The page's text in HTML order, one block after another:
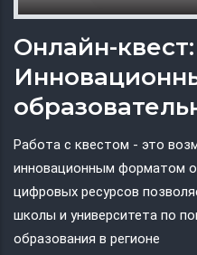
Онлайн-квест:
Работа с квестом - это
инновационным форматом
цифровых ресурсов
школы и университета по
образования в регионе